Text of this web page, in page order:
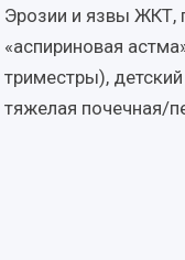
Эрозии и язвы ЖКТ,
«аспириновая
триместры),
тяжелая почечная/